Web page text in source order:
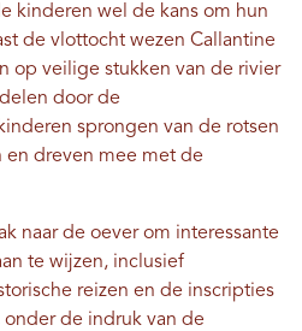
kinderen wel de kans om hun
de vlottocht wezen Callantine
op veilige stukken van de rivier
door de
sprongen van de rotsen
en dreven mee met de
naar de oever om interessante
te wijzen, inclusief
reizen en de inscripties
de indruk van de